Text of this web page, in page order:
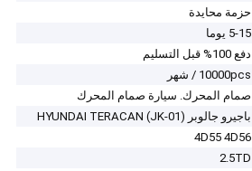
حزمة محايدة
5-15 يوما
دفع 100% قبل التسليم
10000pcs / شهر
صمام المحرك. سيارة صمام المحرك
باجيرو جالوبر (JK-01) HYUNDAI TERACAN
4D55 4D56
2.5TD